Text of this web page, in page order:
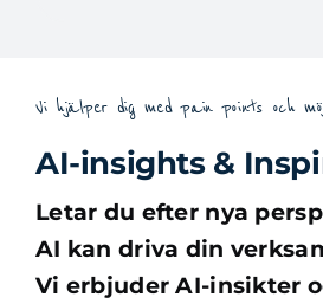
Vi hjälper dig med pain points och
AI-insights &
Letar du efter nya
AI kan driva din
Vi erbjuder AI-insikter